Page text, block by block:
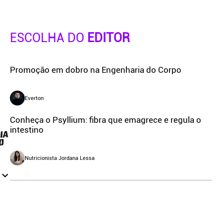
ESCOLHA DO EDITOR
Promoção em dobro na Engenharia do Corpo
Everton
Conheça o Psyllium: fibra que emagrece e regula o
intestino
Nutricionista Jordana Lessa